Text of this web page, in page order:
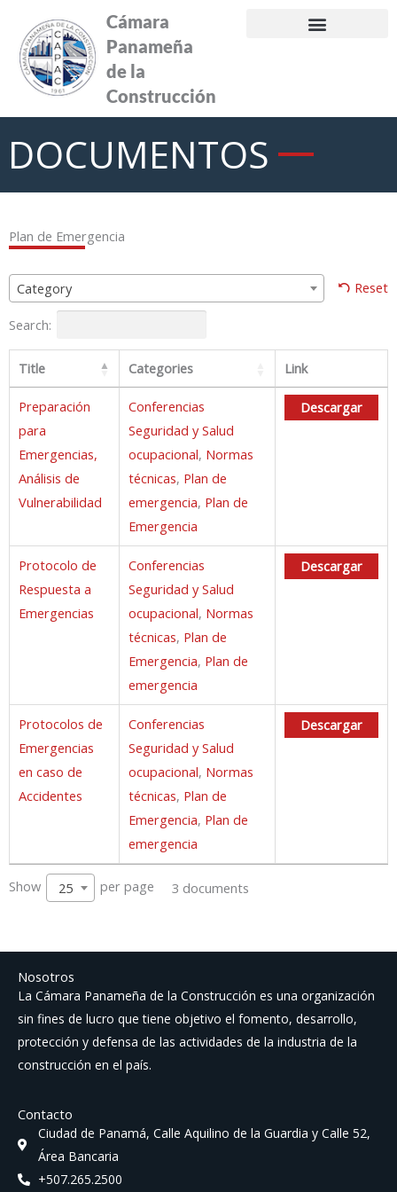
contenido
Cámara
Panameña
de la
Construcción
DOCUMENTOS
Plan de Emergencia
Category Reset
Search:
Title Categories Link
Preparación
para
Emergencias,
Análisis de
Vulnerabilidad
Conferencias
Seguridad y Salud
ocupacional, Normas
técnicas, Plan de
emergencia, Plan de
Emergencia
Descargar
Protocolo de
Respuesta a
Emergencias
Conferencias
Seguridad y Salud
ocupacional, Normas
técnicas, Plan de
Emergencia, Plan de
emergencia
Descargar
Protocolos de
Emergencias
en caso de
Accidentes
Conferencias
Seguridad y Salud
ocupacional, Normas
técnicas, Plan de
Emergencia, Plan de
emergencia
Descargar
Show 25 per page 3 documents
Nosotros
La Cámara Panameña de la Construcción es una organización
sin fines de lucro que tiene objetivo el fomento, desarrollo,
protección y defensa de las actividades de la industria de la
construcción en el país.
Contacto
Ciudad de Panamá, Calle Aquilino de la Guardia y Calle 52,
Área Bancaria
+507.265.2500